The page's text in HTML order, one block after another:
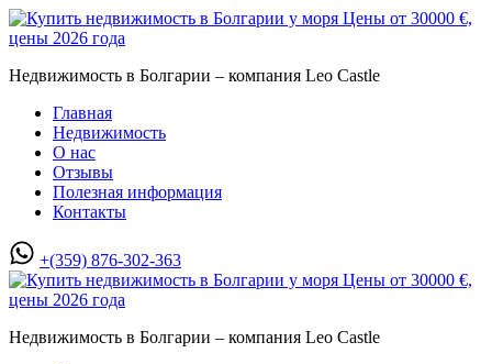
Недвижимость в Болгарии – компания Leo Castle
Главная
Недвижимость
О нас
Отзывы
Полезная информация
Контакты
+(359) 876-302-363
Недвижимость в Болгарии – компания Leo Castle